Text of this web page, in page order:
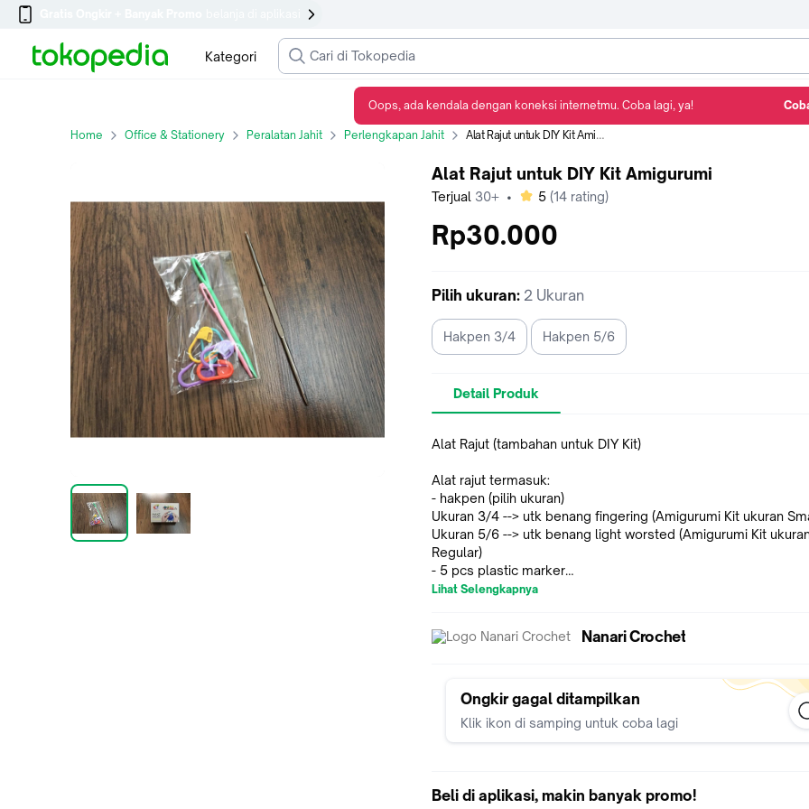
Kategori
Home Office & Stationery Peralatan Jahit Perlengkapan Jahit Alat Rajut untuk DIY Kit Amigurumi
Alat Rajut untuk DIY Kit Amigurumi
Terjual 30+ • bintang
5 (14 rating)
Rp30.000
Pilih ukuran: 2 Ukuran
Hakpen 3/4 Hakpen 5/6
Detail Produk
Alat Rajut (tambahan untuk DIY Kit)
Alat rajut termasuk:
- hakpen (pilih ukuran)
Ukuran 3/4 --> utk benang fingering (Amigurumi Kit ukuran
Ukuran 5/6 --> utk benang light worsted (Amigurumi Kit
Regular)
- 5 pcs plastic marker
- 1 set tapestry needle
Kit" di toko kami.
#diykit #diybonekarajut #diy #perlengkapanrajut
#bonekarajut #hobi #koleksi #peralatanrajut #alatrajut
Lihat Selengkapnya
Nanari Crochet
Ongkir gagal ditampilkan
Klik ikon di samping untuk coba lagi
Beli di aplikasi, makin banyak promo!
Oops, ada kendala dengan koneksi internetmu. Coba lagi, ya!